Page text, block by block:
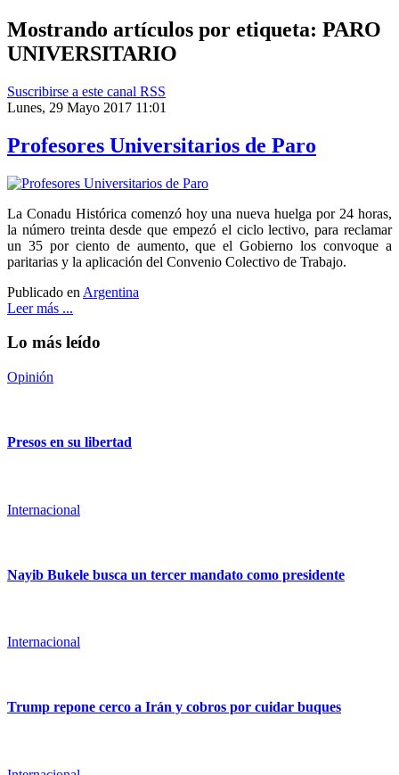
Mostrando artículos por etiqueta: PARO
UNIVERSITARIO
Suscribirse a este canal RSS
Lunes, 29 Mayo 2017 11:01
Profesores Universitarios de Paro
La Conadu Histórica comenzó hoy una nueva huelga por 24 horas,
la número treinta desde que empezó el ciclo lectivo, para reclamar
un 35 por ciento de aumento, que el Gobierno los convoque a
paritarias y la aplicación del Convenio Colectivo de Trabajo.
Publicado en Argentina
Leer más ...
Lo más leído
Opinión
Presos en su libertad
Internacional
Nayib Bukele busca un tercer mandato como presidente
Internacional
Trump repone cerco a Irán y cobros por cuidar buques